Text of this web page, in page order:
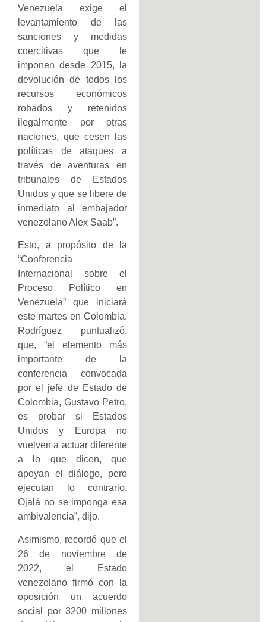
Venezuela exige el
levantamiento de las
sanciones y medidas
coercitivas que le
imponen desde 2015, la
devolución de todos los
recursos económicos
robados y retenidos
ilegalmente por otras
naciones, que cesen las
políticas de ataques a
través de aventuras en
tribunales de Estados
Unidos y que se libere de
inmediato al embajador
venezolano Alex Saab”.
Esto, a propósito de la
“Conferencia
Internacional sobre el
Proceso Político en
Venezuela” que iniciará
este martes en Colombia.
Rodríguez puntualizó,
que, “el elemento más
importante de la
conferencia convocada
por el jefe de Estado de
Colombia, Gustavo Petro,
es probar si Estados
Unidos y Europa no
vuelven a actuar diferente
a lo que dicen, que
apoyan el diálogo, pero
ejecutan lo contrario.
Ojalá no se imponga esa
ambivalencia”, dijo.
Asimismo, recordó que el
26 de noviembre de
2022, el Estado
venezolano firmó con la
oposición un acuerdo
social por 3200 millones